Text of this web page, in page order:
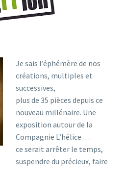
Je sais l’éphémère de nos
créations, multiples et
successives,
plus de 35 pièces depuis ce
nouveau millénaire. Une
exposition autour de la
Compagnie L’hélice …
ce serait arrêter le temps,
suspendre du précieux, faire